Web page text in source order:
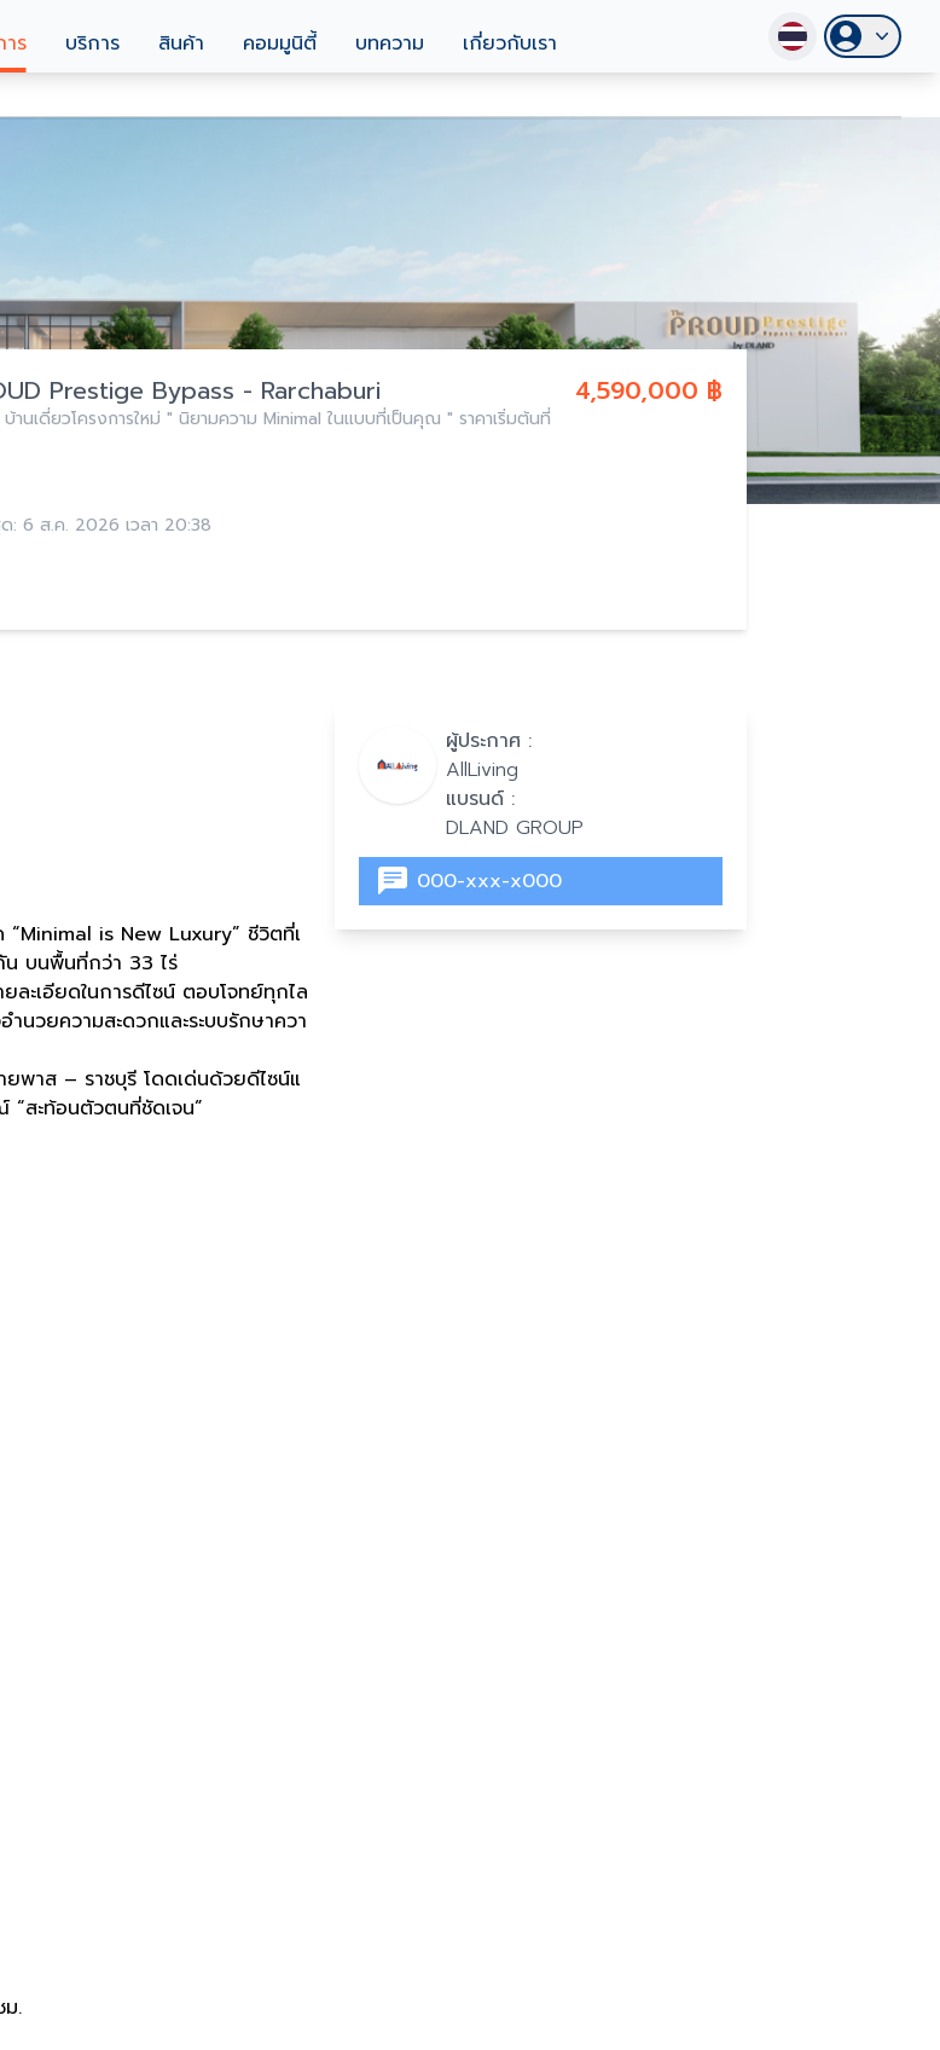
ร บริการ สินค้า คอมมูนิตี้ บทความ เกี่ยวกับเรา
4,590,000 ฿
Prestige Bypass - Rarchaburi
านเดี่ยวโครงการใหม่ " นิยามความ Minimal ในแบบที่เป็นคุณ " ราคาเริ่มต้นที่
ด: 6 ส.ค. 2026 เวลา 20:38
is New Luxury” ชีวิตที่เ
บนพื้นที่กว่า 33 ไร่
ะเอียดในการดีไซน์ ตอบโจทย์ทุกไล
วยความสะดวกและระบบรักษาควา
พาส – ราชบุรี โดดเด่นด้วยดีไซน์แ
สะท้อนตัวตนที่ชัดเจน”
ม.
ผู้ประกาศ :
AllLiving
แบรนด์ :
DLAND GROUP
000-xxx-x000